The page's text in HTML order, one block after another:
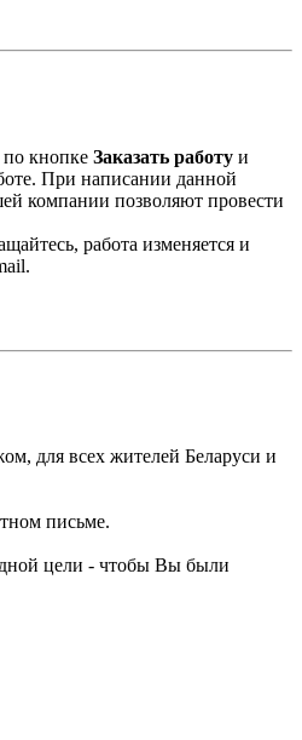
кнопке Заказать работу и
При написании данной
компании позволяют провести
работа изменяется и
для всех жителей Беларуси и
письме.
цели - чтобы Вы были